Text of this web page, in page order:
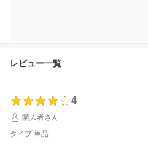
レビュー一覧
4
購入者さん
タイプ:単品